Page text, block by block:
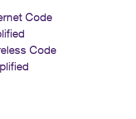
Code
Code